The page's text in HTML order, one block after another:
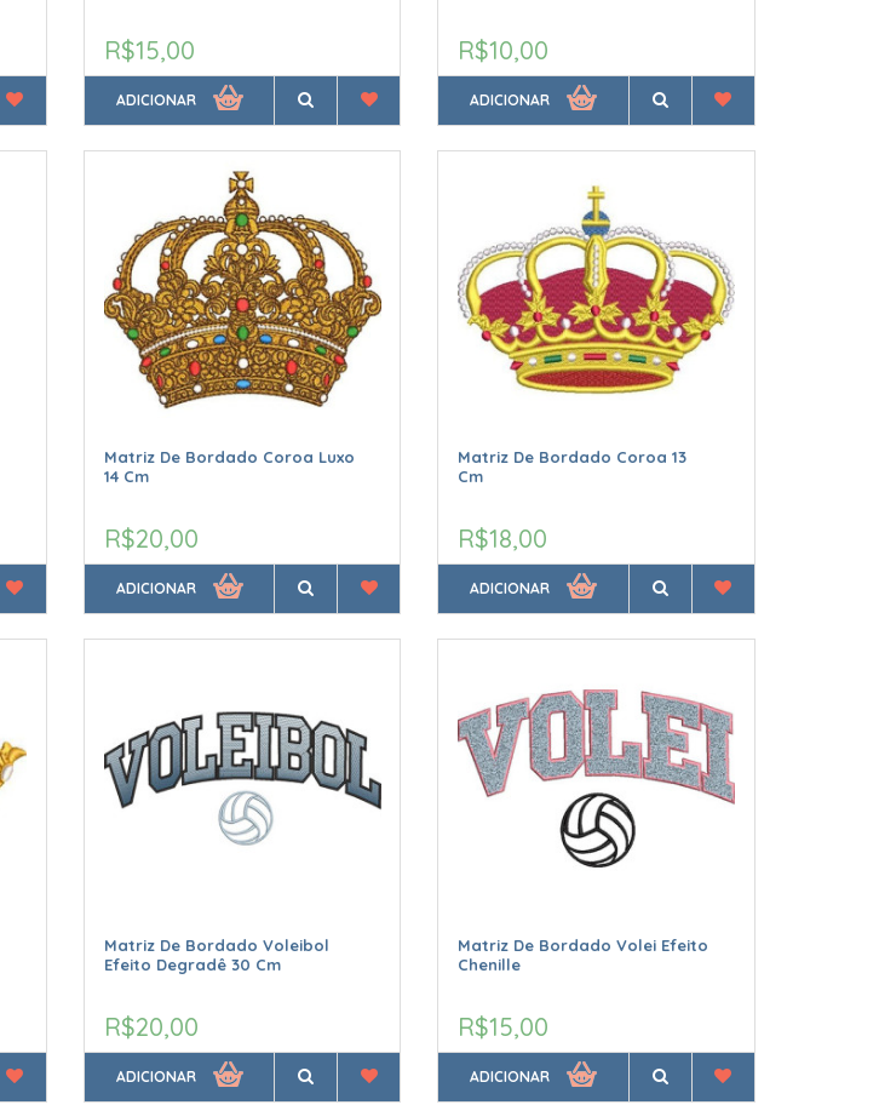
R$15,00
ADICIONAR
R$10,00
ADICIONAR
Matriz De Bordado Coroa Luxo
14 Cm
R$20,00
ADICIONAR
Matriz De Bordado Coroa 13
Cm
R$18,00
ADICIONAR
Matriz De Bordado Voleibol
Efeito Degradê 30 Cm
R$20,00
ADICIONAR
Matriz De Bordado Volei Efeito
Chenille
R$15,00
ADICIONAR